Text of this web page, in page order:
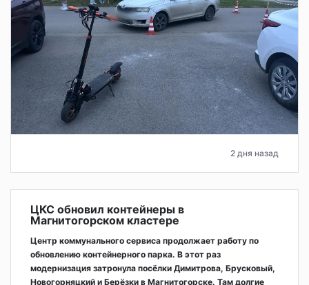
2 дня назад
ЦКС обновил контейнеры в
Магнитогорском кластере
Центр коммунального сервиса продолжает работу по
обновлению контейнерного парка. В этот раз
модернизация затронула посёлки Димитрова, Брусковый,
Новогорняцкий и Берёзки в Магнитогорске. Там долгие